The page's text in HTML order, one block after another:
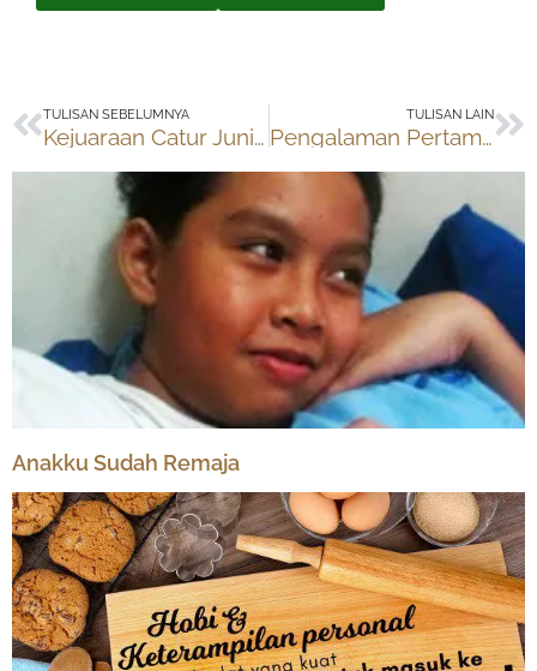
Prev
TULISAN SEBELUMNYA
Kejuaraan Catur Junior Asia 2019 di Solo
TULISAN LAIN
Pengalaman Pertama Kejuaraan Catur Junior Asia
Anakku Sudah Remaja